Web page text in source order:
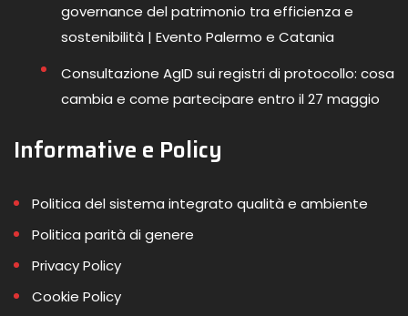
governance del patrimonio tra efficienza e
sostenibilità | Evento Palermo e Catania
Consultazione AgID sui registri di protocollo: cosa
cambia e come partecipare entro il 27 maggio
Informative e Policy
Politica del sistema integrato qualità e ambiente
Politica parità di genere
Privacy Policy
Cookie Policy